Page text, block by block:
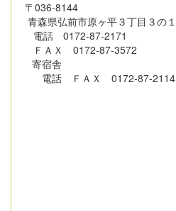
〒036-8144
青森県弘前市原ヶ平３丁目３の１
電話 0172-87-2171
ＦＡＸ 0172-87-3572
寄宿舎
電話 ＦＡＸ 0172-87-2114